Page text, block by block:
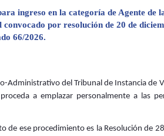
ingreso en la categoría de Agente de
por resolución de 20 de
66/2026.
Administrativo del Tribunal de Instancia
a emplazar personalmente a las
de ese procedimiento es la Resolución de